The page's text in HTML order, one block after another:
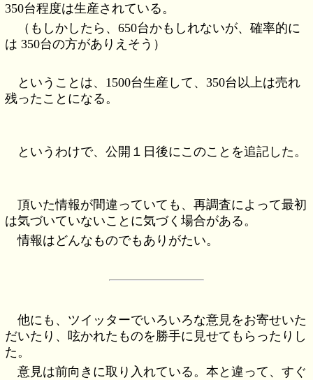
350台程度は生産されている。
（もしかしたら、650台かもしれないが、確率的に
は 350台の方がありえそう）
ということは、1500台生産して、350台以上は売れ
残ったことになる。
というわけで、公開１日後にこのことを追記した。
頂いた情報が間違っていても、再調査によって最初
は気づいていないことに気づく場合がある。
情報はどんなものでもありがたい。
他にも、ツイッターでいろいろな意見をお寄せいた
だいたり、呟かれたものを勝手に見せてもらったりし
た。
意見は前向きに取り入れている。本と違って、すぐ